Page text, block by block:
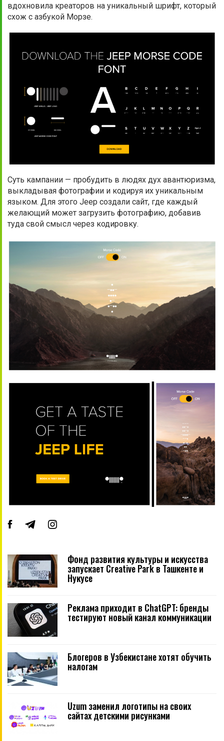
вдохновила креаторов на уникальный шрифт, который
схож с азбукой Морзе.
Суть кампании — пробудить в людях дух авантюризма,
выкладывая фотографии и кодируя их уникальным
языком. Для этого Jeep создали сайт, где каждый
желающий может загрузить фотографию, добавив
туда свой смысл через кодировку.
Фонд развития культуры и искусства
запускает Creative Park в Ташкенте и
Нукусе
Реклама приходит в ChatGPT: бренды
тестируют новый канал коммуникации
Блогеров в Узбекистане хотят обучить
налогам
Uzum заменил логотипы на своих
сайтах детскими рисунками